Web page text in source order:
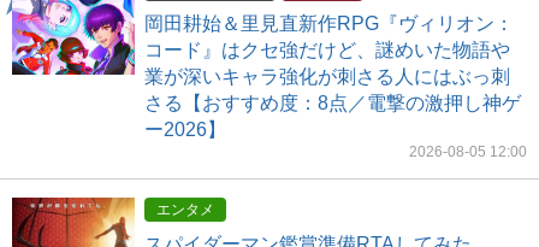
岡田耕始＆里見直新作RPG『ヴィリオン：
コード』はクセ強だけど、謎めいた物語や
業が深いキャラ強化が刺さる人にはぶっ刺
さる【おすすめ度：8点／電撃の激押し神ゲ
ー2026】
2026-08-05 12:00
エンタメ